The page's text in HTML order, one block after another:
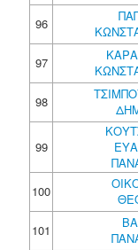
96
97
98
99
100
101